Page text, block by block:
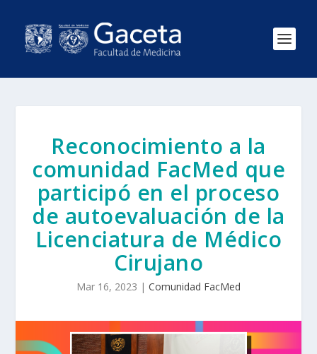
Reconocimiento a la
comunidad FacMed que
participó en el proceso
de autoevaluación de la
Licenciatura de Médico
Cirujano
Mar 16, 2023 | Comunidad FacMed